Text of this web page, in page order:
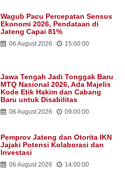
Wagub Pacu Percepatan Sensus
Ekonomi 2026, Pendataan di
Jateng Capai 81%
06 August 2026 15:00:00
Jawa Tengah Jadi Tonggak Baru
MTQ Nasional 2026, Ada Majelis
Kode Etik Hakim dan Cabang
Baru untuk Disabilitas
06 August 2026 09:00:00
Pemprov Jateng dan Otorita IKN
Jajaki Potensi Kolaborasi dan
Investasi
06 August 2026 14:00:00